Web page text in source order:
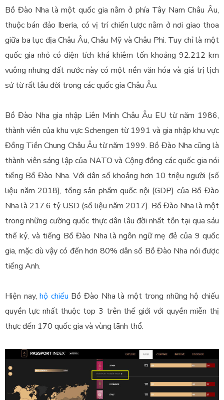
Bồ Đào Nha là một quốc gia nằm ở phía Tây Nam Châu Âu,
thuộc bán đảo Iberia, có vị trí chiến lược nằm ở nơi giao thoa
giữa ba lục địa Châu Âu, Châu Mỹ và Châu Phi. Tuy chỉ là một
quốc gia nhỏ có diện tích khá khiêm tốn khoảng 92.212 km
vuông nhưng đất nước này có một nền văn hóa và giá trị lịch
sử từ rất lâu đời trong các quốc gia Châu Âu.
Bồ Đào Nha gia nhập Liên Minh Châu Âu EU từ năm 1986,
thành viên của khu vực Schengen từ 1991 và gia nhập khu vực
Đồng Tiền Chung Châu Âu từ năm 1999. Bồ Đào Nha cũng là
thành viên sáng lập của NATO và Cộng đồng các quốc gia nói
tiếng Bồ Đào Nha. Với dân số khoảng hơn 10 triệu người (số
liệu năm 2018), tổng sản phẩm quốc nội (GDP) của Bồ Đào
Nha là 217.6 tỷ USD (số liệu năm 2017). Bồ Đào Nha là một
trong những cường quốc thực dân lâu đời nhất tồn tại qua sáu
thế kỷ, và tiếng Bồ Đào Nha là ngôn ngữ mẹ đẻ của 9 quốc
gia, mặc dù vậy có đến hơn 80% dân số Bồ Đào Nha nói được
tiếng Anh.
Hiện nay,hộ chiếu Bồ Đào Nha là một trong những hộ chiếu
quyền lực nhất thuộc top 3 trên thế giới với quyền miễn thị
thực đến 170 quốc gia và vùng lãnh thổ.